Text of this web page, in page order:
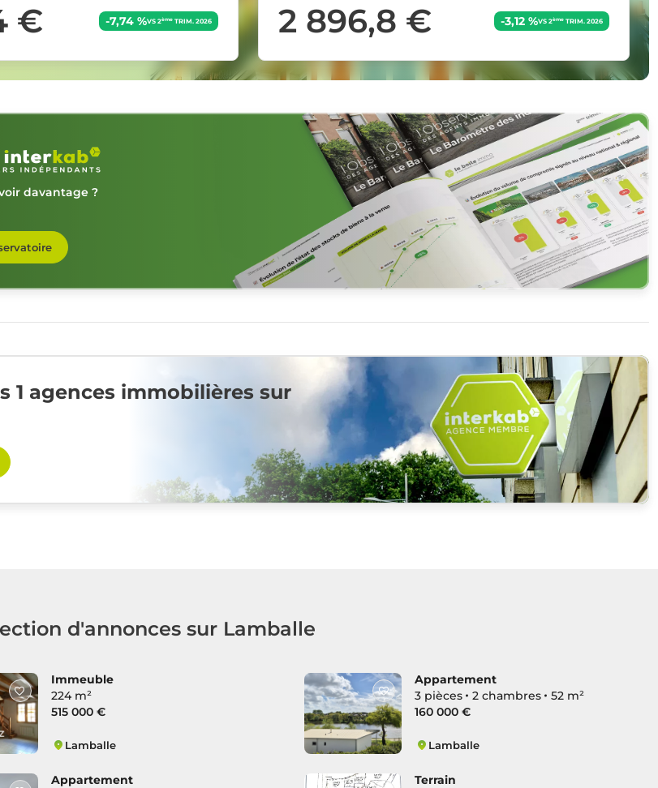
€ -7,74 %VS 2ème TRIM. 2026 2 896,8 € -3,12 %VS 2èmeTRIM. 2026
davantage ?
1 agences immobilières sur
d'annonces sur Lamballe
Immeuble
224 m²
515 000 €
Lamballe
Appartement
3 pièces
2 chambres
52 m²
160 000 €
Lamballe
Appartement
Terrain